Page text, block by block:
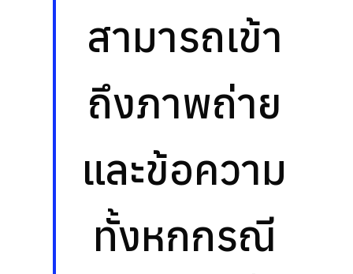
สามารถเข้า
ถึงภาพถ่าย
และข้อความ
ทั้งหกกรณี